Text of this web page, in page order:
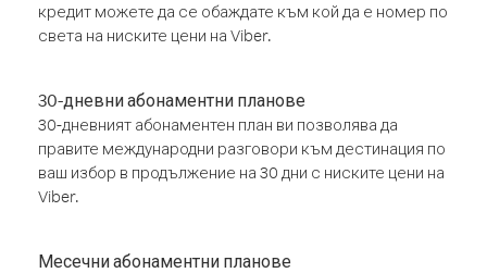
кредит можете да се обаждате към кой да е номер по
света на ниските цени на Viber.
30-дневни абонаментни планове
30-дневният абонаментен план ви позволява да
правите международни разговори към дестинация по
ваш избор в продължение на 30 дни с ниските цени на
Viber.
Месечни абонаментни планове